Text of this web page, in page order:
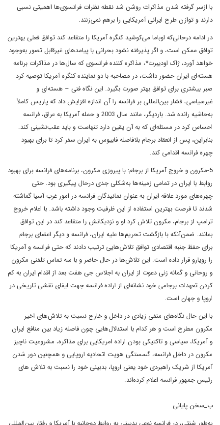
با ازسر گرفته شدن مذاکرات روشن شد نقطه نظرات فرانسوی‌ها اهمیتی نسبی
دارند و توازن طرح ایرانی آمریکایی را برهم نمی‌زنند.
در ادامه درحالی‌که اوباما می‌کوشید کنگره آمریکا را متقاعد کند توافق فعلی بهترین
توافق ممکن است، و اگر پذیرفته نشود بحرانی با پیامدهای غیرقابل تصور به‌وجود
خواهد آورد، ژاک اودیبرت*، مذاکره کننده فرانسوی که سال‌ها در مذاکرات برنامه
هسته‌ای ایران حضور داشت، در مصاحبه با دو نماینده کنگره آمریکا توصیه کرد
صبر بیشتری برای توافق بهتر صورت بگیرد. این نگاه فنی – هسته‌ای و
غیرسیاسی، فشار بین‌المللی بر فرانسه را آن اندازه افزایش داد که پاریس کاملاً
به‌حاشیه رانده شد. باردیگر، مانند سال 2003 و حمله آمریکا به عراق، فرانسه
احساس ‌کرد در مسئله‌ای که به آن یقین دارد تنهاست و باید عقب‌نشینی کند.
بنابراین، پس از انعقاد برجام بلافاصله فابیوس به ایران سفر کرد تا برای بهبود
چهره فرانسه اقدامی کند.
5-مکرون و خروج آمریکا از برجام: با پیروزی مکرون، برنامه‌های فرانسه برای بهبود
روابط با ایران در تمامی زمینه‌ها به‌شکلی جدی درحال پیگیری بود. حتی
چهره‌های مورد علاقه ایران به عنوان نمانیدگان فرانسه در امور غرب آسیا گماشته
شدند تا فرصت بهترین استفاده از این ظرفیت وجود داشته باشد. با اعلام خروج
ترامپ از برجام، مکرون تلاش کرد او و نزدیکانش را متقاعد کند در این توافق
بمانند. ضمن‌آنکه با بازگشت تحریم‌ها علیه ایران، فرانسه و دیگر اعضای برجام
برای حفظ جنبه اقتصادی توافق تلاش‌هایی ترتیب دادند که حتی فرانسه و آمریکا
را رویارو قرار داده است. این تلاش‌ها در حال حاضر و با سه تماس تلفنی مکرون
و روحانی و گمانه زنی دعوت از ایران به اجلاس جی هفت بعد از اقدام ایران به کم
کردن تعهدات برجامی خود نشانه‌ای از اراده فرانسه جهت ایفای نقشی تاریخی در
اروپا و جهان است.
با این حال نگاه‌های منفی زیادی در داخل و خارج نسبت به تلاش‌های اخیر
مکرون مطرح است و هر کدام با استدلال‌هایی چون فاصله زیاد بین منافع ایران
و آمریکا، سیاسی و تاکتیکی بودن اراده امریکایی برای مذاکره، مشروعیت ناچیز
مکرون در داخل فرانسه، گسستگی هویت اتحادیه اروپایی و همچنین دور شدن
آمریکا از شریک راهبردی خود یعنی اروپا، بدبینی خود را نسبت به تلاش های
رئیس جمهور فرانسه اعلام کرده‌اند.
ب_سخن پایانی